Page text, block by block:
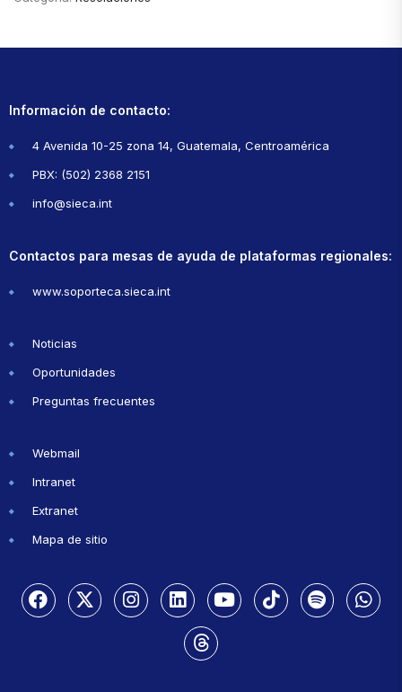
Información de contacto:
4 Avenida 10-25 zona 14, Guatemala, Centroamérica
PBX: (502) 2368 2151
info@sieca.int
Contactos para mesas de ayuda de plataformas regionales:
www.soporteca.sieca.int
Noticias
Oportunidades
Preguntas frecuentes
Webmail
Intranet
Extranet
Mapa de sitio